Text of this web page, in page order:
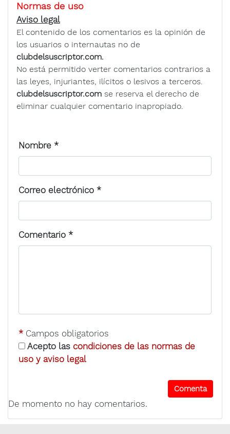
Normas de uso
Aviso legal
El contenido de los comentarios es la opinión de
los usuarios o internautas no de
clubdelsuscriptor.com.
No está permitido verter comentarios contrarios a
las leyes, injuriantes, ilícitos o lesivos a terceros.
clubdelsuscriptor.com se reserva el derecho de
eliminar cualquier comentario inapropiado.
Nombre *
Correo electrónico *
Comentario *
* Campos obligatorios
Acepto las condiciones de las normas de
uso y aviso legal
De momento no hay comentarios.